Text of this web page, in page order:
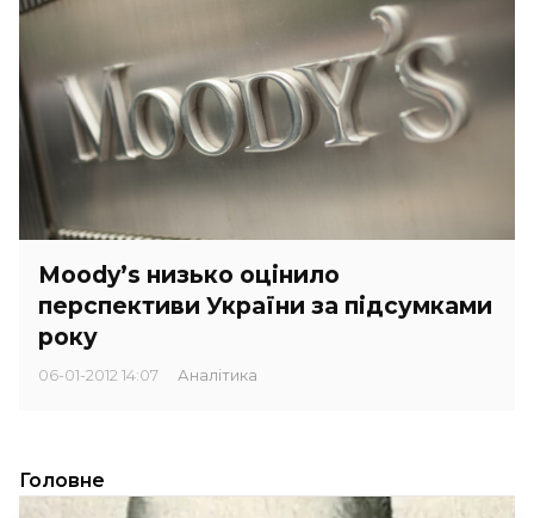
Moody’s низько оцінило
перспективи України за підсумками
року
06-01-2012 14:07 Аналітика
Головне